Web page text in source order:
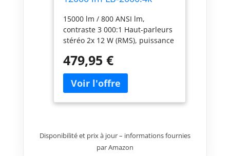
Technologies]
15000 lm / 800 ANSI lm,
contraste 3 000:1 Haut-parleurs
stéréo 2x 12 W (RMS), puissance
2,4 / 5 GHz + LAN Gigabit
Vidéoprojecteur UHD 4K 12000
lm de la marque SceneLights
Technologie LCD à LED :
lumineuse et économique
479,95 €
Disponibilité et prix à jour – informations fournies
par Amazon